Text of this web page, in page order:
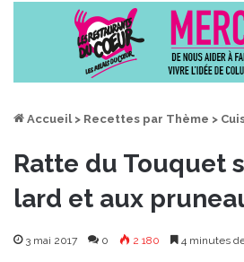
Accueil > Recettes par Thème >
Ratte du Touquet
lard et aux
3 mai 2017 0 2 180 4 minutes